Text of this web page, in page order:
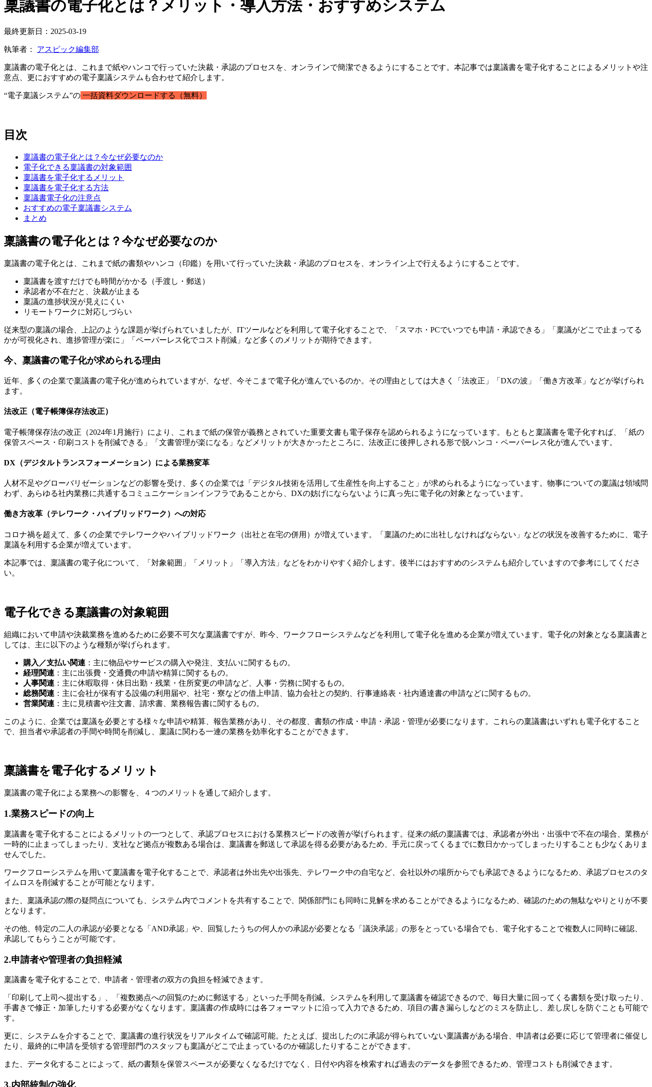
稟議書の電子化とは？メリット・導入方法・おすすめシステム
最終更新日：2025-03-19
執筆者： アスピック編集部
稟議書の電子化とは、これまで紙やハンコで行っていた決裁・承認のプロセスを、オンラインで簡潔できるようにすることです。本記事では稟議書を電子化することによるメリットや注
意点、更におすすめの電子稟議システムも合わせて紹介します。
“電子稟議システム”の 一括資料ダウンロードする（無料）
目次
稟議書の電子化とは？今なぜ必要なのか
電子化できる稟議書の対象範囲
稟議書を電子化するメリット
稟議書を電子化する方法
稟議書電子化の注意点
おすすめの電子稟議書システム
まとめ
稟議書の電子化とは？今なぜ必要なのか
稟議書の電子化とは、これまで紙の書類やハンコ（印鑑）を用いて行っていた決裁・承認のプロセスを、オンライン上で行えるようにすることです。
稟議書を渡すだけでも時間がかかる（手渡し・郵送）
承認者が不在だと、決裁が止まる
稟議の進捗状況が見えにくい
リモートワークに対応しづらい
従来型の稟議の場合、上記のような課題が挙げられていましたが、ITツールなどを利用して電子化することで、「スマホ・PCでいつでも申請・承認できる」「稟議がどこで止まってる
かが可視化され、進捗管理が楽に」「ペーパーレス化でコスト削減」など多くのメリットが期待できます。
今、稟議書の電子化が求められる理由
近年、多くの企業で稟議書の電子化が進められていますが、なぜ、今そこまで電子化が進んでいるのか。その理由としては大きく「法改正」「DXの波」「働き方改革」などが挙げられ
ます。
法改正（電子帳簿保存法改正）
電子帳簿保存法の改正（2024年1月施行）により、これまで紙の保管が義務とされていた重要文書も電子保存を認められるようになっています。もともと稟議書を電子化すれば、「紙の
保管スペース・印刷コストを削減できる」「文書管理が楽になる」などメリットが大きかったところに、法改正に後押しされる形で脱ハンコ・ペーパーレス化が進んでいます。
DX（デジタルトランスフォーメーション）による業務変革
人材不足やグローバリゼーションなどの影響を受け、多くの企業では「デジタル技術を活用して生産性を向上すること」が求められるようになっています。物事についての稟議は領域問
わず、あらゆる社内業務に共通するコミュニケーションインフラであることから、DXの妨げにならないように真っ先に電子化の対象となっています。
働き方改革（テレワーク・ハイブリッドワーク）への対応
コロナ禍を超えて、多くの企業でテレワークやハイブリッドワーク（出社と在宅の併用）が増えています。「稟議のために出社しなければならない」などの状況を改善するために、電子
稟議を利用する企業が増えています。
本記事では、稟議書の電子化について、「対象範囲」「メリット」「導入方法」などをわかりやすく紹介します。後半にはおすすめのシステムも紹介していますので参考にしてくださ
い。
電子化できる稟議書の対象範囲
組織において申請や決裁業務を進めるために必要不可欠な稟議書ですが、昨今、ワークフローシステムなどを利用して電子化を進める企業が増えています。電子化の対象となる稟議書と
しては、主に以下のような種類が挙げられます。
購入／支払い関連 ：主に物品やサービスの購入や発注、支払いに関するもの。
経理関連 ：主に出張費・交通費の申請や精算に関するもの。
人事関連 ：主に休暇取得・休日出勤・残業・住所変更の申請など、人事・労務に関するもの。
総務関連 ：主に会社が保有する設備の利用届や、社宅・寮などの借上申請、協力会社との契約、行事連絡表・社内通達書の申請などに関するもの。
営業関連 ：主に見積書や注文書、請求書、業務報告書に関するもの。
このように、企業では稟議を必要とする様々な申請や精算、報告業務があり、その都度、書類の作成・申請・承認・管理が必要になります。これらの稟議書はいずれも電子化すること
で、担当者や承認者の手間や時間を削減し、稟議に関わる一連の業務を効率化することができます。
稟議書を電子化するメリット
稟議書の電子化による業務への影響を、４つのメリットを通して紹介します。
1.業務スピードの向上
稟議書を電子化することによるメリットの一つとして、承認プロセスにおける業務スピードの改善が挙げられます。従来の紙の稟議書では、承認者が外出・出張中で不在の場合、業務が
一時的に止まってしまったり、支社など拠点が複数ある場合は、稟議書を郵送して承認を得る必要があるため、手元に戻ってくるまでに数日かかってしまったりすることも少なくありま
せんでした。
ワークフローシステムを用いて稟議書を電子化することで、承認者は外出先や出張先、テレワーク中の自宅など、会社以外の場所からでも承認できるようになるため、承認プロセスのタ
イムロスを削減することが可能となります。
また、稟議承認の際の疑問点についても、システム内でコメントを共有することで、関係部門にも同時に見解を求めることができるようになるため、確認のための無駄なやりとりが不要
となります。
その他、特定の二人の承認が必要となる「AND承認」や、回覧したうちの何人かの承認が必要となる「議決承認」の形をとっている場合でも、電子化することで複数人に同時に確認、
承認してもらうことが可能です。
2.申請者や管理者の負担軽減
稟議書を電子化することで、申請者・管理者の双方の負担を軽減できます。
「印刷して上司へ提出する」、「複数拠点への回覧のために郵送する」といった手間を削減。システムを利用して稟議書を確認できるので、毎日大量に回ってくる書類を受け取ったり、
手書きで修正・加筆したりする必要がなくなります。稟議書の作成時には各フォーマットに沿って入力できるため、項目の書き漏らしなどのミスを防止し、差し戻しを防ぐことも可能で
す。
更に、システムを介することで、稟議書の進行状況をリアルタイムで確認可能。たとえば、提出したのに承認が得られていない稟議書がある場合、申請者は必要に応じて管理者に催促し
たり、最終的に申請を受領する管理部門のスタッフも稟議がどこで止まっているのか確認したりすることができます。
また、データ化することによって、紙の書類を保管スペースが必要なくなるだけでなく、日付や内容を検索すれば過去のデータを参照できるため、管理コストも削減できます。
3.内部統制の強化